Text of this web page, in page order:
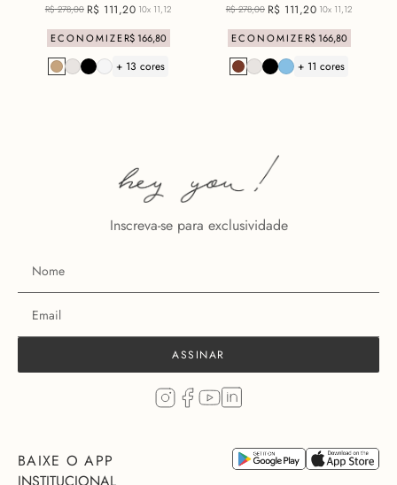
R$ 278,00 R$ 111,20 10x 11,12
ECONOMIZER$ 166,80
+ 13 cores
R$ 278,00 R$ 111,20 10x 11,12
ECONOMIZER$ 166,80
+ 11 cores
Inscreva-se para exclusividade
ASSINAR
BAIXE O APP